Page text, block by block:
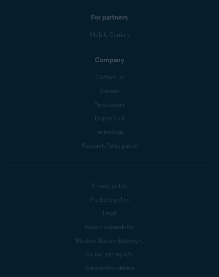
For partners
Mobile Carriers
Company
Contact Us
Careers
Press center
Digital trust
Technology
Research Participation
Privacy policy
Products policy
Legal
Report vulnerability
Modern Slavery Statement
Do not sell my info
Subscription details